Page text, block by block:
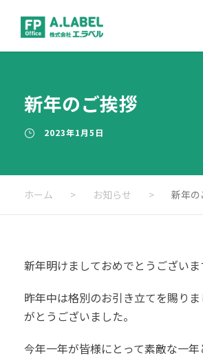
新年のご挨拶
2023年1月5日
ホーム > お知らせ > 新年
新年明けましておめでとうございま
昨年中は格別のお引き立てを賜り
がとうございました。
今年一年が皆様にとって素敵な一年